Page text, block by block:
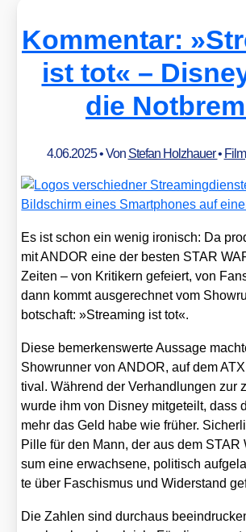
Kommentar:
ist tot« –
die
4.06.2025• Von Stefan Holzhauer•
Es ist schon ein wenig iro­nisch: Da
mit ANDOR eine der bes­ten STAR
Zei­ten – von Kri­ti­kern gefei­ert, von
dann kommt aus­ge­rech­net vom
bot­schaft: »Strea­ming ist tot«.
Die­se bemer­kens­wer­te Aus­sa­ge
Show­run­ner von ANDOR, auf dem
ti­val. Wäh­rend der Ver­hand­lun­gen zur
wur­de ihm von Dis­ney mit­ge­teilt, dass
mehr das Geld habe wie frü­her.
Pil­le für den Mann, der aus dem
sum eine erwach­se­ne, poli­tisch
te über Faschis­mus und Wider­stand
Die Zah­len sind durch­aus